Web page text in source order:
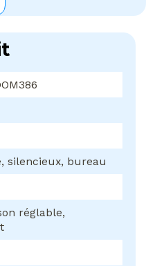
silencieux, bureau
réglable,